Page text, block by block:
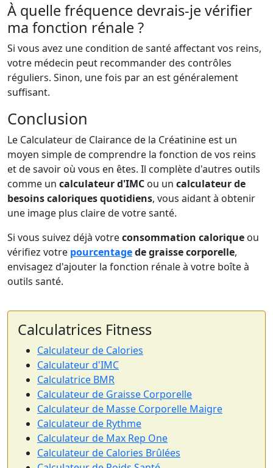
À quelle fréquence devrais-je vérifier
ma fonction rénale ?
Si vous avez une condition de santé affectant vos reins,
votre médecin peut recommander des contrôles
réguliers. Sinon, une fois par an est généralement
suffisant.
Conclusion
Le Calculateur de Clairance de la Créatinine est un
moyen simple de comprendre la fonction de vos reins
et de savoir où vous en êtes. Il complète d'autres outils
comme un calculateur d'IMC ou un calculateur de
besoins caloriques quotidiens, vous aidant à obtenir
une image plus claire de votre santé.
Si vous suivez déjà votreconsommation calorique ou
vérifiez votre pourcentagede graisse corporelle,
envisagez d'ajouter la fonction rénale à votre boîte à
outils santé.
Calculatrices Fitness
Calculateur de Calories
Calculateur d'IMC
Calculatrice BMR
Calculateur de Graisse Corporelle
Calculateur de Masse Corporelle Maigre
Calculateur de Rythme
Calculateur de Max Rep One
Calculateur de Calories Brûlées